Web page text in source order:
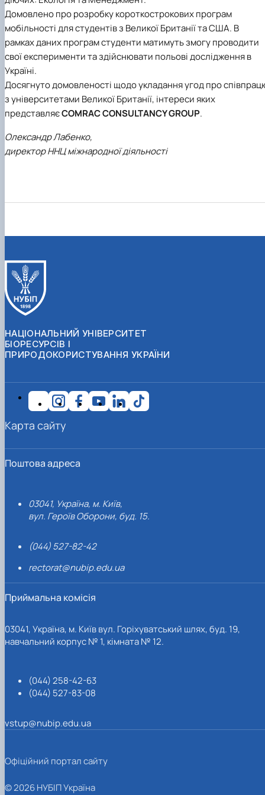
Домовлено про розробку короткострокових програм
мобільності для студентів з Великої Британії та США. В
рамках даних програм студенти матимуть змогу проводити
свої експерименти та здійснювати польові дослідження в
Україні.
Досягнуто домовленості щодо укладання угод про
з університетами Великої Британії, інтереси яких
представляєCOMRAC CONSULTANCY GROUP.
Олександр Лабенко,
директор ННЦ міжнародної діяльності
НАЦІОНАЛЬНИЙ УНІВЕРСИТЕТ
БІОРЕСУРСІВ І
ПРИРОДОКОРИСТУВАННЯ УКРАЇНИ
Поштова адреса
03041, Україна, м. Київ,
вул. Героїв Оборони, буд. 15.
(044) 527-82-42
rectorat@nubip.edu.ua
Приймальна комісія
03041, Україна, м. Київ вул. Горіхуватський шлях, буд. 19,
навчальний корпус № 1, кімната № 12.
(044) 258-42-63
(044) 527-83-08
vstup@nubip.edu.ua
Карта сайту
Офіційний портал сайту
© 2026 НУБІП Україна